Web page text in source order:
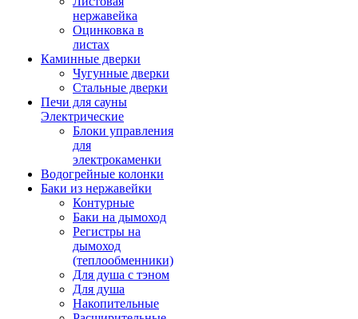
нержавейка
Оцинковка в
листах
Каминные дверки
Чугунные дверки
Стальные дверки
Печи для сауны
Электрические
Блоки управления
для
электрокаменки
Водогрейные колонки
Баки из нержавейки
Контурные
Баки на дымоход
Регистры на
дымоход
(теплообменники)
Для душа с тэном
Для душа
Накопительные